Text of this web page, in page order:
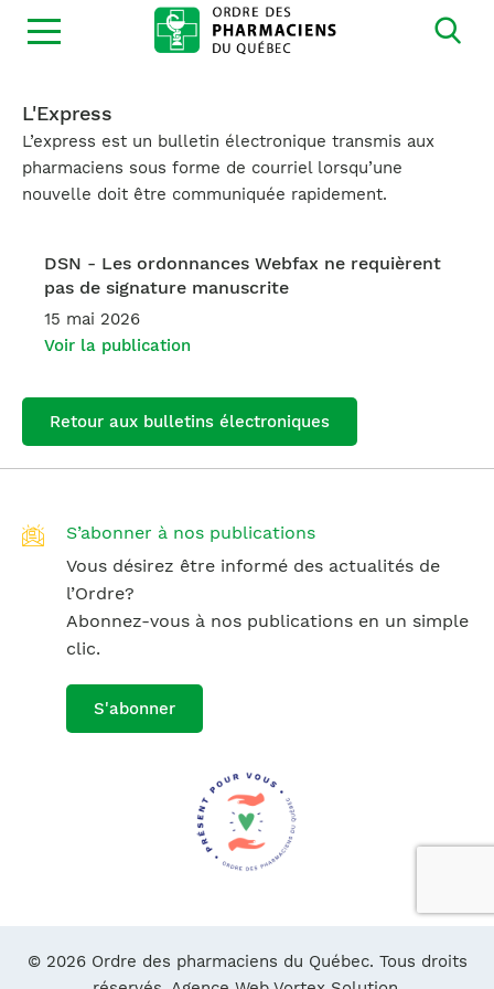
Ouvrir
la
L'Express
L’express est un bulletin électronique transmis aux
pharmaciens sous forme de courriel lorsqu’une
nouvelle doit être communiquée rapidement.
DSN - Les ordonnances Webfax ne requièrent
pas de signature manuscrite
15 mai 2026
Voir la publication
Retour aux bulletins électroniques
S’abonner à nos publications
Vous désirez être informé des actualités de
l’Ordre?
Abonnez-vous à nos publications en un simple
clic.
S'abonner
© 2026 Ordre des pharmaciens du Québec. Tous droits